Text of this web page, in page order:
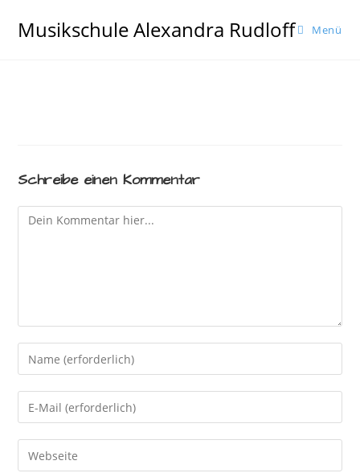
Musikschule Alexandra Rudloff Menü
Schreibe einen Kommentar
Comment
Enter
your
name
Enter
your
email
Enter
your